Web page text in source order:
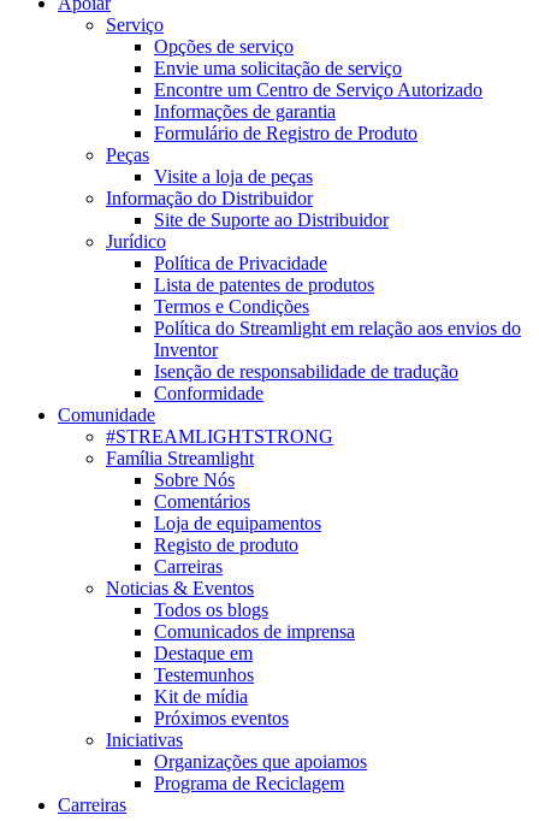
Serviço
Opções de serviço
Envie uma solicitação de serviço
Encontre um Centro de Serviço Autorizado
Informações de garantia
Formulário de Registro de Produto
Peças
Visite a loja de peças
Informação do Distribuidor
Site de Suporte ao Distribuidor
Jurídico
Política de Privacidade
Lista de patentes de produtos
Termos e Condições
Política do Streamlight em relação aos envios do
Inventor
Isenção de responsabilidade de tradução
Conformidade
Comunidade
#STREAMLIGHTSTRONG
Família Streamlight
Sobre Nós
Comentários
Loja de equipamentos
Registo de produto
Carreiras
Noticias & Eventos
Todos os blogs
Comunicados de imprensa
Destaque em
Testemunhos
Kit de mídia
Próximos eventos
Iniciativas
Organizações que apoiamos
Programa de Reciclagem
Carreiras